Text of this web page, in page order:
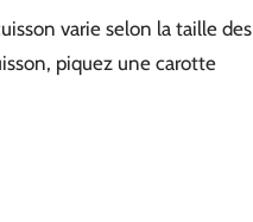
varie selon la taille des
piquez une carotte